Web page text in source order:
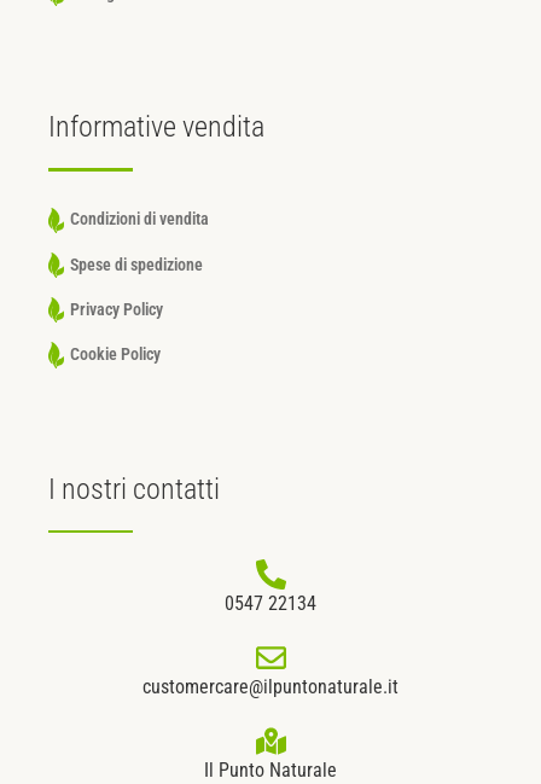
Informative vendita
Condizioni di vendita
Spese di spedizione
Privacy Policy
Cookie Policy
I nostri contatti
0547 22134
customercare@ilpuntonaturale.it
Il Punto Naturale